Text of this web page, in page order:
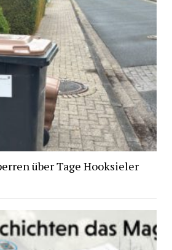
über Tage Hooksieler